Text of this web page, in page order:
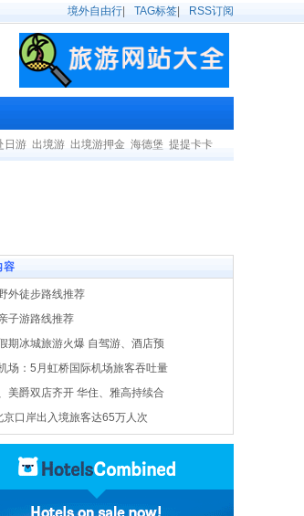
境外自由行 TAG标签 RSS订阅
日游 出境游 出境游押金 海德堡 提提卡卡
容
外徒步路线推荐
子游路线推荐
期冰城旅游火爆 自驾游、酒店预
场：5月虹桥国际机场旅客吞吐量
美爵双店齐开 华住、雅高持续合
京口岸出入境旅客达65万人次